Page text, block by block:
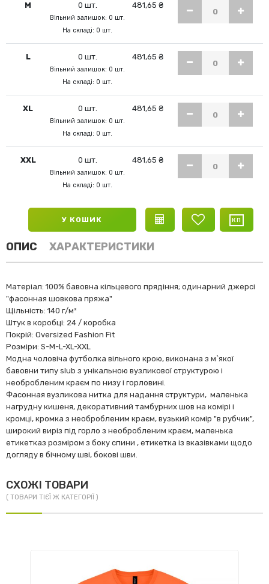
M 0 шт.
Вільний залишок: 0 шт.
На складі: 0 шт.
481,65 ₴
L 0 шт.
Вільний залишок: 0 шт.
На складі: 0 шт.
481,65 ₴
XL 0 шт.
Вільний залишок: 0 шт.
На складі: 0 шт.
481,65 ₴
XXL 0 шт.
Вільний залишок: 0 шт.
На складі: 0 шт.
481,65 ₴
У КОШИК
ОПИС ХАРАКТЕРИСТИКИ
Матеріал: 100% бавовна кільцевого прядіння; одинарний джерсі
"фасонная шовкова пряжа"
Щільність: 140 г/м²
Штук в коробці: 24 / коробка
Покрій: Oversized Fashion Fit
Розміри: S-M-L-XL-XXL
Модна чоловіча футболка вільного крою, виконана з м`якої
бавовни типу slub з унікальною вузликової структурою і
необробленим краєм по низу і горловині.
Фасонная вузликова нитка для надання структури, маленька
нагрудну кишеня, декоративний тамбурних шов на комірі і
кромці, кромка з необробленим краєм, вузький комір "в рубчик",
широкий виріз під горло з необробленим краєм, маленька
етикетказ розміром з боку спини , етикетка із вказівками щодо
догляду в бічному шві, бокові шви.
СХОЖІ ТОВАРИ
( ТОВАРИ ТІЄЇ Ж КАТЕГОРІЇ )